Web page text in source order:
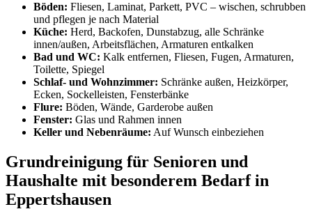
Böden: Fliesen, Laminat, Parkett, PVC – wischen, schrubben
und pflegen je nach Material
Küche: Herd, Backofen, Dunstabzug, alle Schränke
innen/außen, Arbeitsflächen, Armaturen entkalken
Bad und WC: Kalk entfernen, Fliesen, Fugen, Armaturen,
Toilette, Spiegel
Schlaf- und Wohnzimmer: Schränke außen, Heizkörper,
Ecken, Sockelleisten, Fensterbänke
Flure: Böden, Wände, Garderobe außen
Fenster: Glas und Rahmen innen
Keller und Nebenräume: Auf Wunsch einbeziehen
Grundreinigung für Senioren und
Haushalte mit besonderem Bedarf in
Eppertshausen